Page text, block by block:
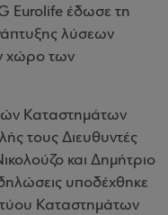
Εurolife έδωσε τη
λύσεων
χώρο των
Καταστημάτων
τους Διευθυντές
και Δημήτριο
υποδέχθηκε
Καταστημάτων